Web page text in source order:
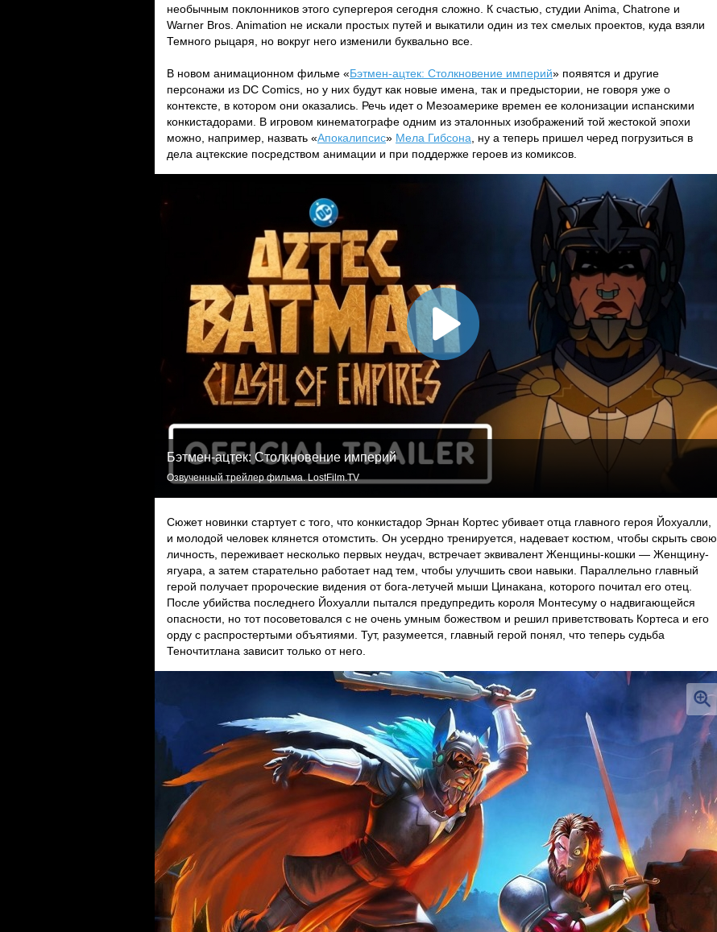
необычным поклонников этого супергероя сегодня сложно. К счастью, студии Anima, Chatrone и
Warner Bros. Animation не искали простых путей и выкатили один из тех смелых проектов, куда взяли
Темного рыцаря, но вокруг него изменили буквально все.
В новом анимационном фильме «Бэтмен-ацтек: Столкновение империй» появятся и другие
персонажи из DC Comics, но у них будут как новые имена, так и предыстории, не говоря уже о
контексте, в котором они оказались. Речь идет о Мезоамерике времен ее колонизации испанскими
конкистадорами. В игровом кинематографе одним из эталонных изображений той жестокой эпохи
можно, например, назвать «Апокалипсис» Мела Гибсона , ну а теперь пришел черед погрузиться в
дела ацтекские посредством анимации и при поддержке героев из комиксов.
Бэтмен-ацтек: Столкновение империй
Озвученный трейлер фильма. LostFilm.TV
Сюжет новинки стартует с того, что конкистадор Эрнан Кортес убивает отца главного героя Йохуалли,
и молодой человек клянется отомстить. Он усердно тренируется, надевает костюм, чтобы скрыть свою
личность, переживает несколько первых неудач, встречает эквивалент Женщины-кошки — Женщину-
ягуара, а затем старательно работает над тем, чтобы улучшить свои навыки. Параллельно главный
герой получает пророческие видения от бога-летучей мыши Цинакана, которого почитал его отец.
После убийства последнего Йохуалли пытался предупредить короля Монтесуму о надвигающейся
опасности, но тот посоветовался с не очень умным божеством и решил приветствовать Кортеса и его
орду с распростертыми объятиями. Тут, разумеется, главный герой понял, что теперь судьба
Теночтитлана зависит только от него.